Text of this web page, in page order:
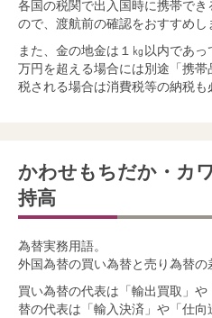
各国の税関で出入国時に携帯で
ので、渡航前の確認をおすすめし
また、金の地金は１㎏以内であ
万円を超える場合には別途「携
税される場合は消費税等の納税も
かわせもちだか・カ
持高
為替実務用語。
外国為替の買い為替と売り為替の
買い為替の代表は「輸出買取」
替の代表は「輸入決済」や「仕向